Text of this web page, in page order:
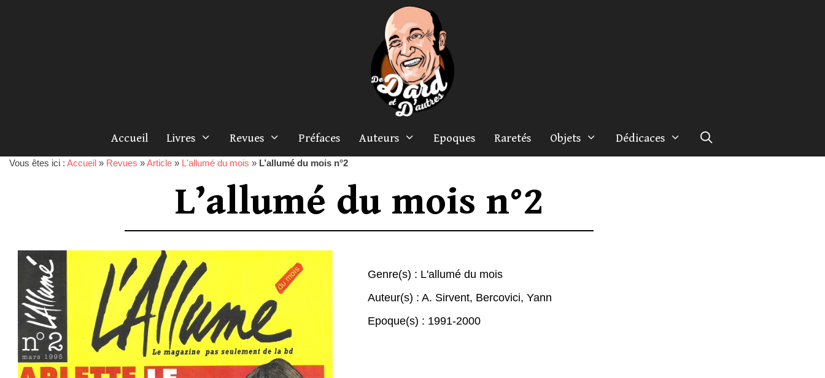
Accueil Livres Revues Préfaces Auteurs Epoques Raretés Objets Dédicaces
Vous êtes ici : Accueil » Revues »Article » L'allumé du mois » L’allumé du mois n°2
L’allumé du mois n°2
Genre(s) : L'allumé du mois
Auteur(s) : A. Sirvent, Bercovici, Yann
Epoque(s) : 1991-2000